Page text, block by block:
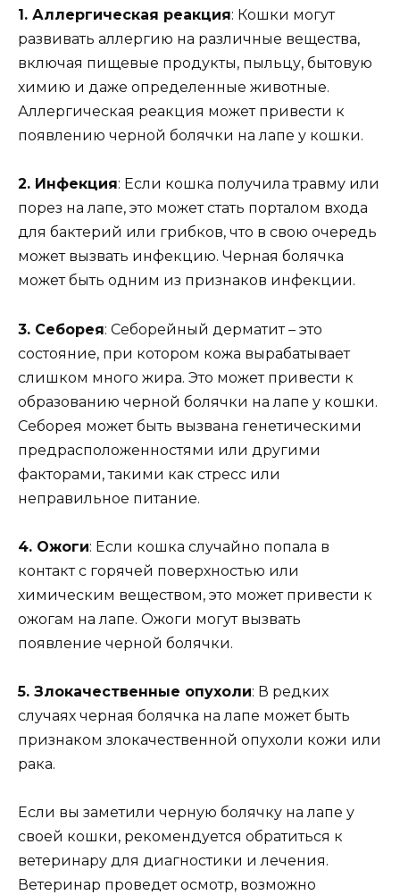
1. Аллергическая реакция: Кошки могут
развивать аллергию на различные вещества,
включая пищевые продукты, пыльцу, бытовую
химию и даже определенные животные.
Аллергическая реакция может привести к
появлению черной болячки на лапе у кошки.
2. Инфекция: Если кошка получила травму или
порез на лапе, это может стать порталом входа
для бактерий или грибков, что в свою очередь
может вызвать инфекцию. Черная болячка
может быть одним из признаков инфекции.
3. Себорея: Себорейный дерматит – это
состояние, при котором кожа вырабатывает
слишком много жира. Это может привести к
образованию черной болячки на лапе у кошки.
Себорея может быть вызвана генетическими
предрасположенностями или другими
факторами, такими как стресс или
неправильное питание.
4. Ожоги: Если кошка случайно попала в
контакт с горячей поверхностью или
химическим веществом, это может привести к
ожогам на лапе. Ожоги могут вызвать
появление черной болячки.
5. Злокачественные опухоли: В редких
случаях черная болячка на лапе может быть
признаком злокачественной опухоли кожи или
рака.
Если вы заметили черную болячку на лапе у
своей кошки, рекомендуется обратиться к
ветеринару для диагностики и лечения.
Ветеринар проведет осмотр, возможно